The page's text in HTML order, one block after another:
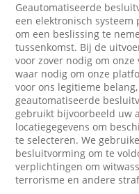
Geautomatiseerde
een elektronisch
om een beslissing te
tussenkomst. Bij de
voor zover nodig om
waar nodig om onze
voor ons legitieme
geautomatiseerde
gebruikt bijvoorbeeld uw
locatiegegevens om
te selecteren. We
besluitvorming om te
verplichtingen om
terrorisme en andere